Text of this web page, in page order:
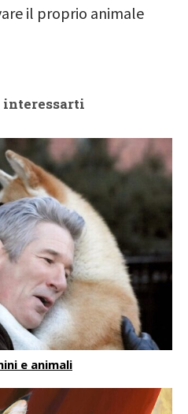
il proprio animale
interessarti
e animali